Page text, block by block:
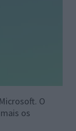
O
os